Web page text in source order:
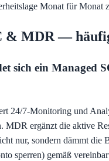
Monat für Monat
& MDR —
sich ein Managed
24/7-Monitoring und
MDR ergänzt die aktive
nur, sondern dämmt die
sperren) gemäß